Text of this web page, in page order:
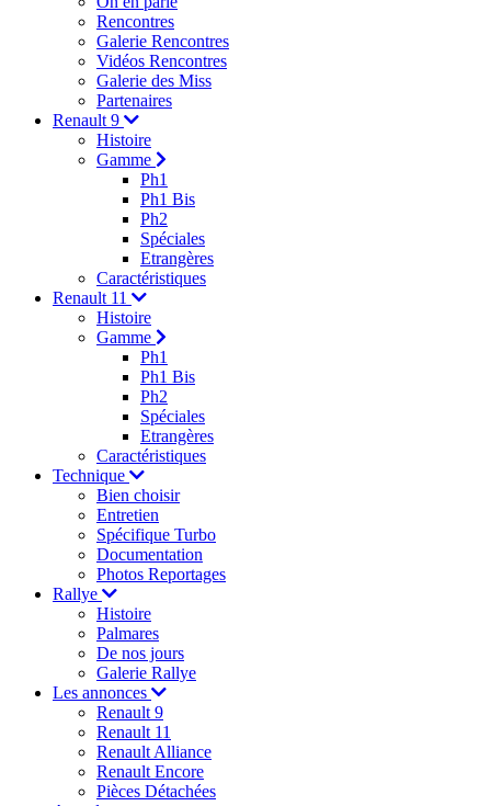
Rencontres
Galerie Rencontres
Vidéos Rencontres
Galerie des Miss
Partenaires
Renault 9
Histoire
Gamme
Ph1
Ph1 Bis
Ph2
Spéciales
Etrangères
Caractéristiques
Renault 11
Histoire
Gamme
Ph1
Ph1 Bis
Ph2
Spéciales
Etrangères
Caractéristiques
Technique
Bien choisir
Entretien
Spécifique Turbo
Documentation
Photos Reportages
Rallye
Histoire
Palmares
De nos jours
Galerie Rallye
Les annonces
Renault 9
Renault 11
Renault Alliance
Renault Encore
Pièces Détachées